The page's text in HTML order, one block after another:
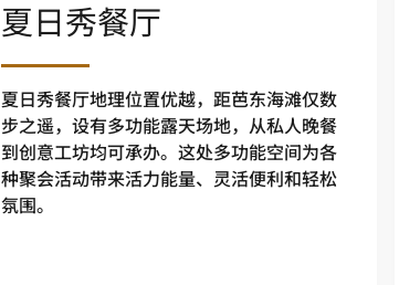
夏日秀餐厅
夏日秀餐厅地理位置优越，距芭东海滩仅数
步之遥，设有多功能露天场地，从私人晚餐
到创意工坊均可承办。这处多功能空间为各
种聚会活动带来活力能量、灵活便利和轻松
氛围。